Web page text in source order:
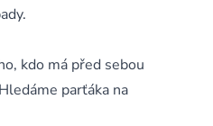
kdo má před sebou
parťáka na